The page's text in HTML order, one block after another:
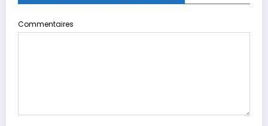
Commentaires